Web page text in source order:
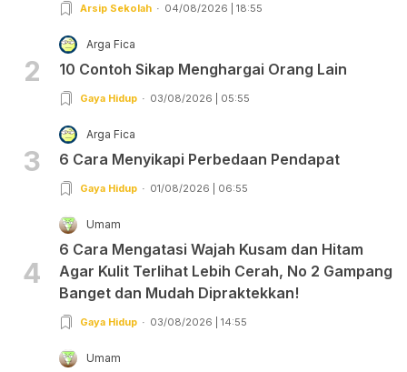
Arsip Sekolah 04/08/2026 | 18:55
2
Arga Fica
10 Contoh Sikap Menghargai Orang Lain
Gaya Hidup 03/08/2026 | 05:55
3
Arga Fica
6 Cara Menyikapi Perbedaan Pendapat
Gaya Hidup 01/08/2026 | 06:55
4
Umam
6 Cara Mengatasi Wajah Kusam dan Hitam
Agar Kulit Terlihat Lebih Cerah, No 2 Gampang
Banget dan Mudah Dipraktekkan!
Gaya Hidup 03/08/2026 | 14:55
Umam